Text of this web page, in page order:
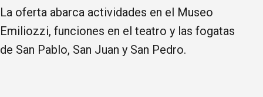
La oferta abarca actividades en el Museo
Emiliozzi, funciones en el teatro y las fogatas
de San Pablo, San Juan y San Pedro.